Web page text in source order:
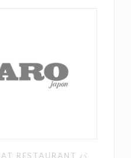
RESTAURANT パ